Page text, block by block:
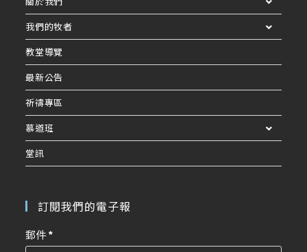
我們的牧者
教堂導覽
最新公告
祈禱專區
慕道班
堂訊
訂閱我們的電子報
郵件*